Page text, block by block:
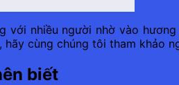
với nhiều người nhờ vào
, hãy cùng chúng tôi tham khảo
biết